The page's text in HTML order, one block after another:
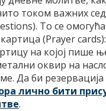
током важних
То се
(Prayer
на којој пише
оквир на
Да би
лично бити
.